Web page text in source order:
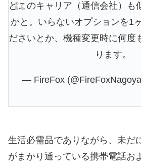
どこのキャリア（通信会社）も
かと。いらないオプションを1
ださいとか、機種変更時に何度
ります。
— FireFox
生活必需品でありながら、未だ
がまかり通っている携帯電話お